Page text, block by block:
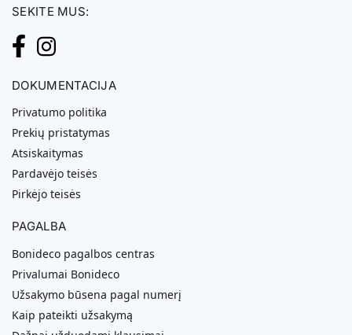
SEKITE MUS:
DOKUMENTACIJA
Privatumo politika
Prekių pristatymas
Atsiskaitymas
Pardavėjo teisės
Pirkėjo teisės
PAGALBA
Bonideco pagalbos centras
Privalumai Bonideco
Užsakymo būsena pagal numerį
Kaip pateikti užsakymą